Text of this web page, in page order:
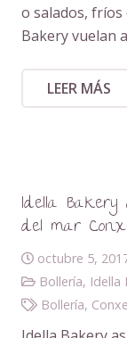
o salados, fríos
Bakery vuelan
LEER MÁS
Idella
del mar
octubre 5,
Bollería, Idella
Bollería,